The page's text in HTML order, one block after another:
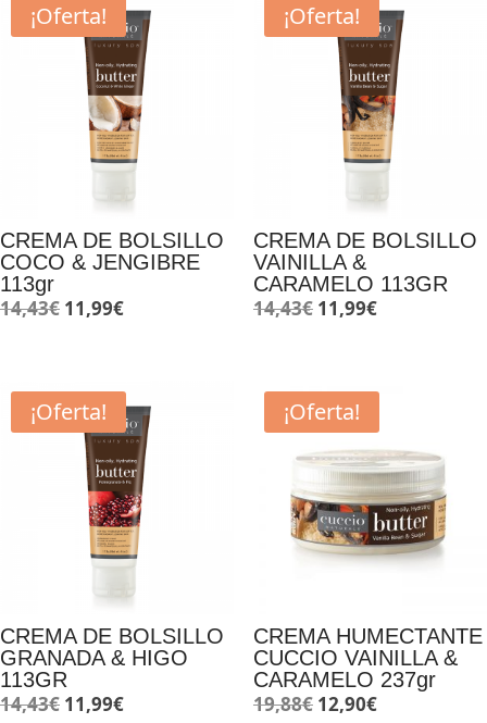
¡Oferta!
CREMA DE BOLSILLO
COCO & JENGIBRE
113gr
14,43€ El
era:
14,43€.
11,99€El
es:
11,99€.
¡Oferta!
CREMA DE BOLSILLO
VAINILLA &
CARAMELO 113GR
14,43€ El
era:
14,43€.
11,99€El
es:
¡Oferta!
CREMA DE BOLSILLO
GRANADA & HIGO
113GR
14,43€ El
11,99€El
¡Oferta!
CREMA HUMECTANTE
CUCCIO VAINILLA &
CARAMELO 237gr
19,88€ El
12,90€El